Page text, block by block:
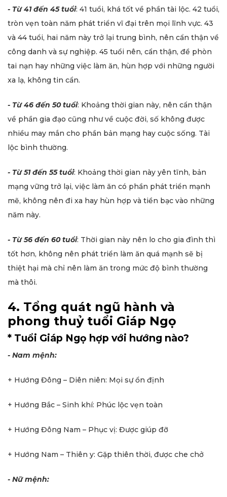
- Từ 41 đến 45 tuổi: 41 tuổi, khá tốt về phần tài lộc. 42 tuổi,
tròn vẹn toàn năm phát triển vĩ đại trên mọi lĩnh vực. 43
và 44 tuổi, hai năm này trở lại trung bình, nên cẩn thận về
công danh và sự nghiệp. 45 tuổi nên, cẩn thận, đề phòn
tai nạn hay những việc làm ăn, hùn hợp với những người
xa lạ, không tin cẩn.
- Từ 46 đến 50 tuổi: Khoảng thời gian này, nên cẩn thận
về phần gia đạo cũng như về cuộc đời, số không được
nhiều may mắn cho phần bản mạng hay cuộc sống. Tài
lộc bình thường.
- Từ 51 đến 55 tuổi: Khoảng thời gian này yên tĩnh, bản
mạng vững trở lại, việc làm ăn có phần phát triển mạnh
mẽ, không nên đi xa hay hùn hợp và tiền bạc vào những
năm này.
- Từ 56 đến 60 tuổi: Thời gian này nên lo cho gia đình thì
tốt hơn, không nên phát triển làm ăn quá mạnh sẽ bị
thiệt hại mà chỉ nên làm ăn trong mức độ bình thường
mà thôi.
4. Tổng quát ngũ hành và
phong thuỷ tuổi Giáp Ngọ
* Tuổi Giáp Ngọ hợp với hướng nào?
- Nam mệnh:
+ Hướng Đông – Diên niên: Mọi sự ổn định
+ Hướng Bắc – Sinh khí: Phúc lộc vẹn toàn
+ Hướng Đông Nam – Phục vị: Được giúp đỡ
+ Hướng Nam – Thiên y: Gặp thiên thời, được che chở
- Nữ mệnh: